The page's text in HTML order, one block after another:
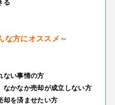
な方にオススメ～
ない事情の方
なかなか売却が成立しない方
却を済ませたい方